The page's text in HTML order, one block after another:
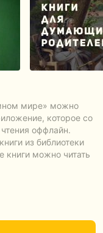
мире» можно
которое со
оффлайн.
из библиотеки
книги можно читать